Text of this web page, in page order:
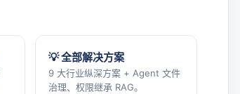
💡 全部解决方案
9 大行业纵深方案 + Agent 文件
治理、权限继承 RAG。